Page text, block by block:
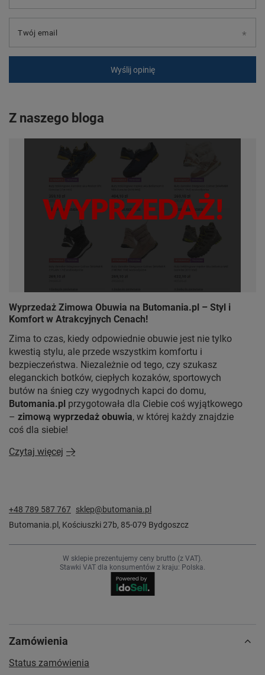
Twój email
Wyślij opinię
Z naszego bloga
Wyprzedaż Zimowa Obuwia na Butomania.pl – Styl i
Komfort w Atrakcyjnych Cenach!
Zima to czas, kiedy odpowiednie obuwie jest nie tylko
kwestią stylu, ale przede wszystkim komfortu i
bezpieczeństwa. Niezależnie od tego, czy szukasz
eleganckich botków, ciepłych kozaków, sportowych
butów na śnieg czy wygodnych kapci do domu,
Butomania.pl przygotowała dla Ciebie coś wyjątkowego
– zimową wyprzedaż obuwia, w której każdy znajdzie
coś dla siebie!
Czytaj więcej
+48 789 587 767 sklep@butomania.pl
Butomania.pl , Kościuszki 27b, 85-079 Bydgoszcz
W sklepie prezentujemy ceny brutto (z VAT).
Stawki VAT dla konsumentów z kraju: Polska.
Zamówienia
Status zamówienia